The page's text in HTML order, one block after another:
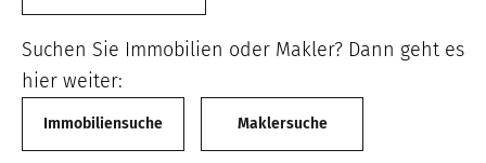
Suchen Sie Immobilien oder Makler? Dann geht es
hier weiter:
Immobiliensuche Maklersuche